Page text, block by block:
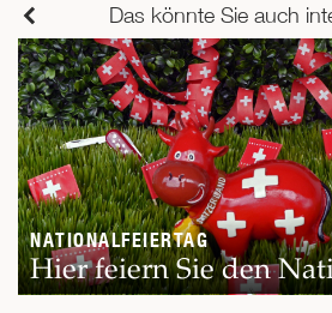
Das könnte Sie auch
NATIONALFEIERTAG
Hier feiern Sie den